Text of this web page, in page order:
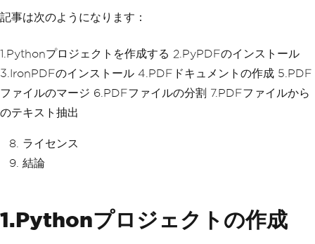
記事は次のようになります：
1.Pythonプロジェクトを作成する 2.PyPDFのインストール
3.IronPDFのインストール 4.PDFドキュメントの作成 5.PDF
ファイルのマージ 6.PDFファイルの分割 7.PDFファイルから
のテキスト抽出
ライセンス
結論
1.Pythonプロジェクトの作成